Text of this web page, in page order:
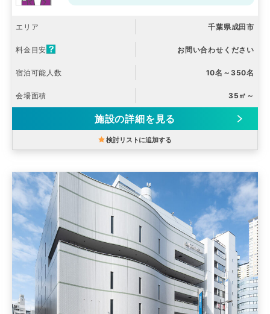
エリア 千葉県成田市
料金目安 お問い合わせください
宿泊可能人数 10名～350名
会場面積 35㎡～
施設の詳細を見る
検討リストに追加する